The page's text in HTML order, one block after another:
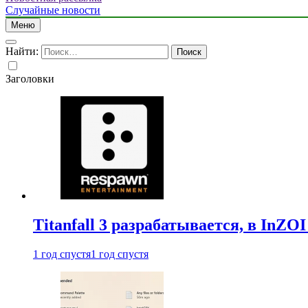
Случайные новости
Меню
Найти:
Заголовки
Titanfall 3 разрабатывается, в
1 год спустя1 год спустя